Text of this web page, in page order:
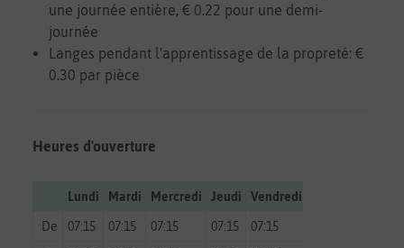
une journée entière, € 0.22 pour une demi-
journée
Langes pendant l'apprentissage de la propreté: €
0.30 par pièce
Heures d'ouverture
Lundi Mardi Mercredi Jeudi Vendredi
De 07:15 07:15 07:15 07:15 07:15